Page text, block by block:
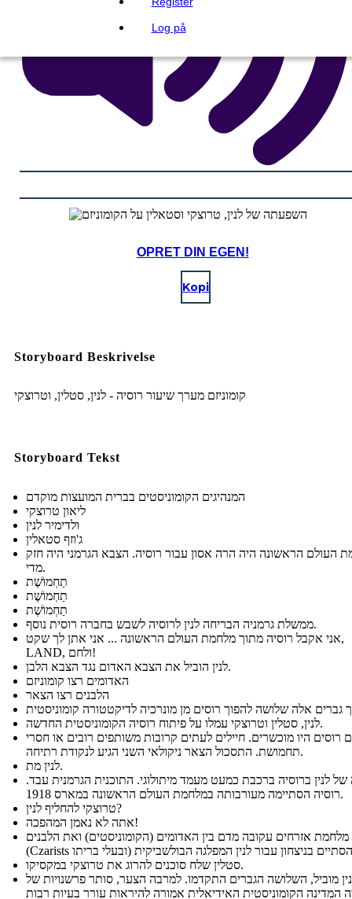
Log på
OPRET DIN EGEN!
Kopi
Storyboard Beskrivelse
קומוניזם מערך שיעור רוסיה - לנין, סטלין, וטרוצקי
Storyboard Tekst
המנהיגים הקומוניסטים בברית המועצות מוקדם
ליאון טרוצקי
ולדימיר לנין
ג'וזף סטאלין
העולם הראשונה היה הרה אסון עבור רוסיה. הצבא הגרמני היה חזק
מדי.
תַחְמוֹשֶׁת
תַחְמוֹשֶׁת
תַחְמוֹשֶׁת
ממשלת גרמניה הבריחה לנין לרוסיה לשבש בחברה רוסית נוסף.
אני אקבל רוסיה מתוך מלחמת העולם הראשונה ... אני אתן לך שקט,
LAND, ולחם!
לנין הוביל את הצבא האדום נגד הצבא הלבן.
האדומים רצו קומוניזם
הלבנים רצו הצאר
לנין, סטלין וטרוצקי עמלו על פיתוח רוסיה הקומוניסטית החדשה.
רוסים היו מוכשרים. חיילים לעתים קרובות משותפים רובים או חסרי
תחמושת. התסכול הצאר ניקולאי השני הגיע לנקודת רתיחה.
לנין מת.
לנין ברוסיה ברכבת כמעט מעמד מיתולוגי. התוכנית הגרמנית עבד.
רוסיה הסתיימה מעורבותה במלחמת העולם הראשונה במארס 1918.
טרוצקי להחליף לנין?
אתה לא נאמן המהפכה!
מלחמת אזרחים עקובה מדם בין האדומים (הקומוניסטים) ואת הלבנים
סטלין שלח סוכנים להרוג את טרוצקי במקסיקו.
מוביל, השלושה הגברים התקדמו. למרבה הצער, סותר פרשנויות של